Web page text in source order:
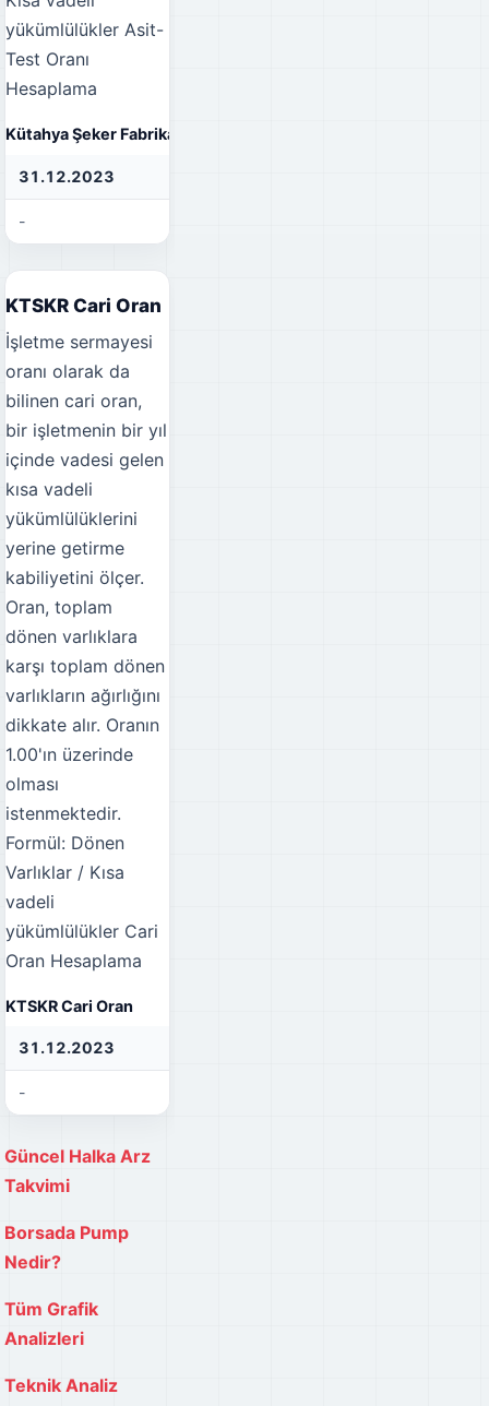
yükümlülükler Asit-
Test Oranı
Hesaplama
Kütahya Şeker Fabrikası A.Ş. Asit-Test Oranı
31.12.2023
-
KTSKR Cari Oran
İşletme sermayesi
oranı olarak da
bilinen cari oran,
bir işletmenin bir yıl
içinde vadesi gelen
kısa vadeli
yükümlülüklerini
yerine getirme
kabiliyetini ölçer.
Oran, toplam
dönen varlıklara
karşı toplam dönen
varlıkların ağırlığını
dikkate alır. Oranın
1.00'ın üzerinde
olması
istenmektedir.
Formül: Dönen
Varlıklar / Kısa
vadeli
yükümlülükler Cari
Oran Hesaplama
KTSKR Cari Oran
31.12.2023
-
Güncel Halka Arz
Takvimi
Borsada Pump
Nedir?
Tüm Grafik
Analizleri
Teknik Analiz